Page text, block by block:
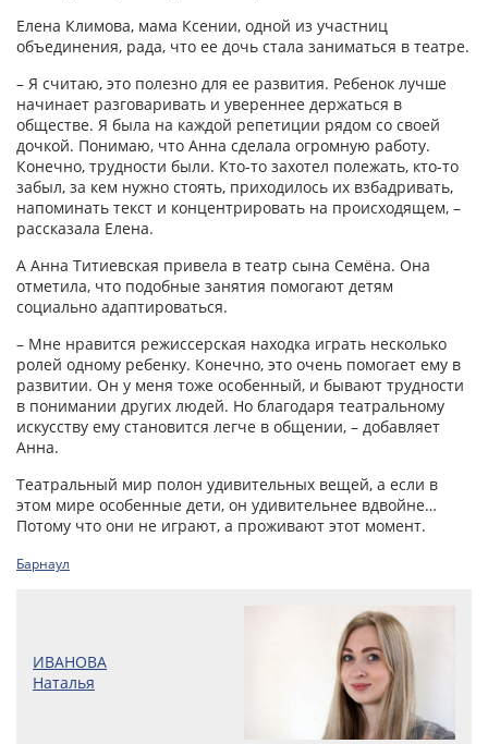
Елена Климова, мама Ксении, одной из участниц
объединения, рада, что ее дочь стала заниматься в театре.
– Я считаю, это полезно для ее развития. Ребенок лучше
начинает разговаривать и увереннее держаться в
обществе. Я была на каждой репетиции рядом со своей
дочкой. Понимаю, что Анна сделала огромную работу.
Конечно, трудности были. Кто-то захотел полежать, кто-то
забыл, за кем нужно стоять, приходилось их взбадривать,
напоминать текст и концентрировать на происходящем, –
рассказала Елена.
А Анна Титиевская привела в театр сына Семёна. Она
отметила, что подобные занятия помогают детям
социально адаптироваться.
– Мне нравится режиссерская находка играть несколько
ролей одному ребенку. Конечно, это очень помогает ему в
развитии. Он у меня тоже особенный, и бывают трудности
в понимании других людей. Но благодаря театральному
искусству ему становится легче в общении, – добавляет
Анна.
Театральный мир полон удивительных вещей, а если в
этом мире особенные дети, он удивительнее вдвойне…
Потому что они не играют, а проживают этот момент.
Барнаул
ИВАНОВА
Наталья